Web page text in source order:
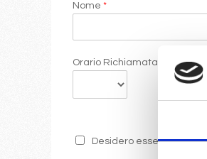
Nome *
Orario Richiamata
Desidero essere